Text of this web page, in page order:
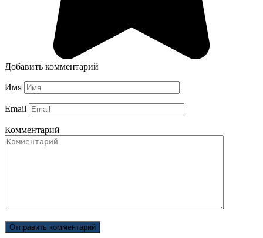
Добавить комментарий
Имя
Email
Комментарий